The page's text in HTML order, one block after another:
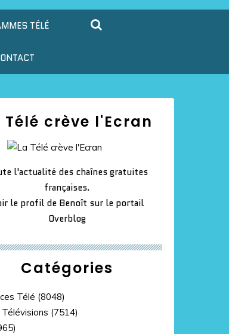
TÉLÉ
Catégories
Télé (8048)
Télévisions (7514)
Télé crève l'Ecran
l'actualité des chaînes gratuites
françaises.
le profil de Benoît sur le portail
Overblog